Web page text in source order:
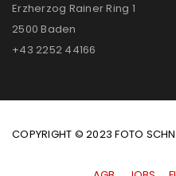
Erzherzog Rainer Ring 1
2500 Baden
+43 2252 44166
COPYRIGHT © 2023 FOTO